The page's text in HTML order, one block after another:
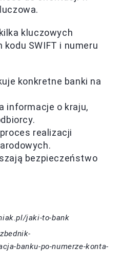
kluczowych
SWIFT i numeru
konkretne banki na
informacje o kraju,
realizacji
bezpieczeństwo
jaki-to-bank
banku-po-numerze-konta-